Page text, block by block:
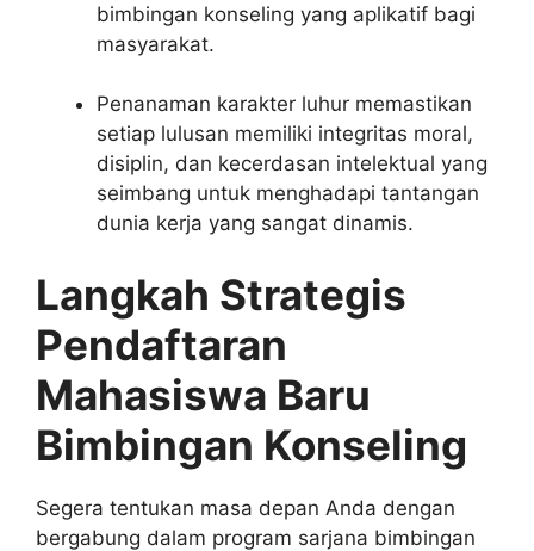
bimbingan konseling yang aplikatif bagi
masyarakat.
Penanaman karakter luhur memastikan
setiap lulusan memiliki integritas moral,
disiplin, dan kecerdasan intelektual yang
seimbang untuk menghadapi tantangan
dunia kerja yang sangat dinamis.
Langkah Strategis
Pendaftaran
Mahasiswa Baru
Bimbingan Konseling
Segera tentukan masa depan Anda dengan
bergabung dalam program sarjana bimbingan